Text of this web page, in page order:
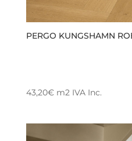
PERGO KUNGSHAMN
43,20€m2 IVA Inc.